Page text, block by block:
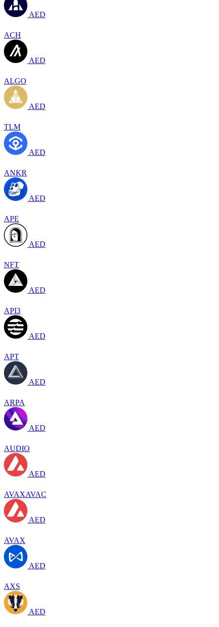
AED
ACH
AED
ALGO
AED
TLM
AED
ANKR
AED
APE
AED
NFT
AED
API3
AED
APT
AED
ARPA
AED
AUDIO
AED
AVAXAVAC
AED
AVAX
AED
AXS
AED